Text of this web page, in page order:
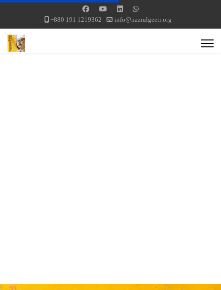
+880 191 1219362 info@nazrulgeeti.org